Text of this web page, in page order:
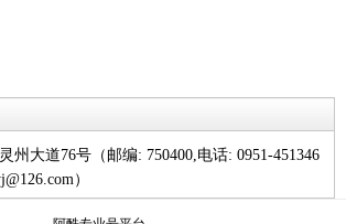
州大道76号（邮编: 750400,电话: 0951-451346
）